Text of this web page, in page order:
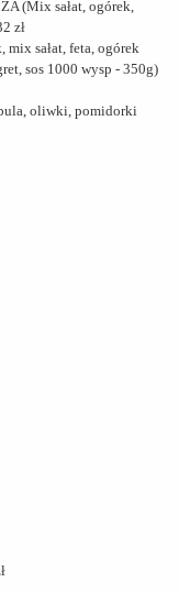
(Mix sałat, ogórek,
zł
sałat, feta, ogórek
sos 1000 wysp - 350g)
oliwki, pomidorki